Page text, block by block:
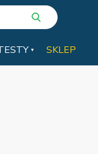
SKLEP